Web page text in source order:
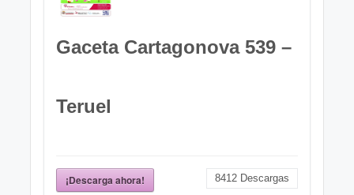
Gaceta Cartagonova 539 –
Teruel
¡Descarga ahora! 8412 Descargas